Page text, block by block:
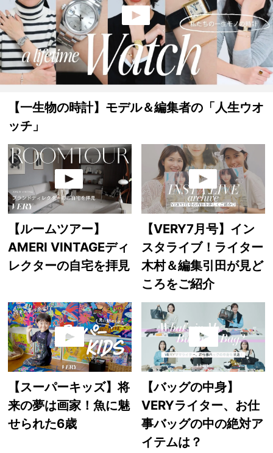
【一生物の時計】モデル＆編集者の「人生ウオ
ッチ」
【ルームツアー】
AMERI VINTAGEディ
レクターの自宅を拝見
【VERY7月号】イン
スタライブ！ライター
木村＆編集引田が見ど
ころをご紹介
【スーパーキッズ】将
来の夢は画家！魚に魅
せられた6歳
【バッグの中身】
VERYライター、お仕
事バッグの中の絶対ア
イテムは？